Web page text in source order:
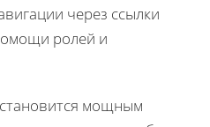
через ссылки
ролей и
мощным